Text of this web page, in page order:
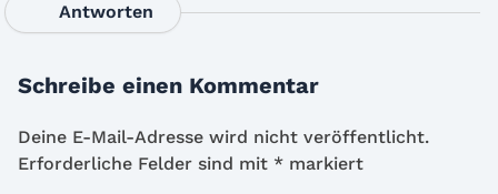
Antworten
Schreibe einen Kommentar
Deine E-Mail-Adresse wird nicht veröffentlicht.
Erforderliche Felder sind mit * markiert